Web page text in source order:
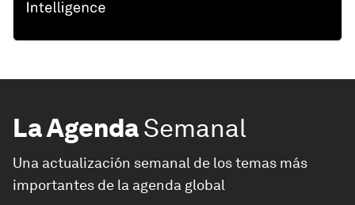
La AgendaSemanal
Una actualización semanal de los temas más
importantes de la agenda global